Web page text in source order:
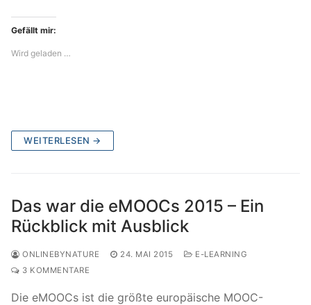
Gefällt mir:
Wird geladen …
WEITERLESEN →
Das war die eMOOCs 2015 – Ein
Rückblick mit Ausblick
ONLINEBYNATURE 24. MAI 2015
E-LEARNING
3 KOMMENTARE
Die eMOOCs ist die größte europäische MOOC-